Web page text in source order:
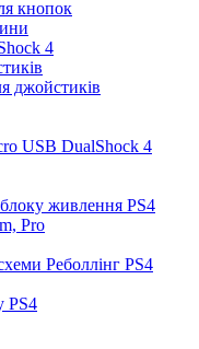
кнопок
4
джойстиків
USB DualShock 4
живлення PS4
Pro
Реболлінг PS4
PS4